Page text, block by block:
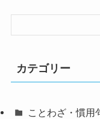
カテゴリー
ことわざ・慣用